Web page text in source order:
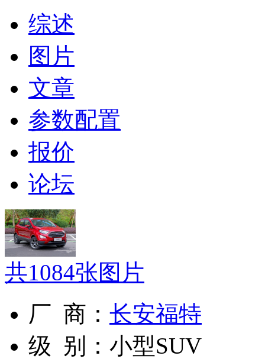
综述
图片
文章
参数配置
报价
论坛
共1084张图片
厂 商： 长安福特
级 别： 小型SUV